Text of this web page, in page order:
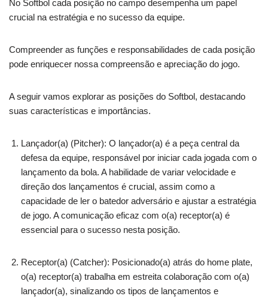
No Softbol cada posição no campo desempenha um papel
crucial na estratégia e no sucesso da equipe.
Compreender as funções e responsabilidades de cada posição
pode enriquecer nossa compreensão e apreciação do jogo.
A seguir vamos explorar as posições do Softbol, destacando
suas características e importâncias.
Lançador(a) (Pitcher): O lançador(a) é a peça central da
defesa da equipe, responsável por iniciar cada jogada com o
lançamento da bola. A habilidade de variar velocidade e
direção dos lançamentos é crucial, assim como a
capacidade de ler o batedor adversário e ajustar a estratégia
de jogo. A comunicação eficaz com o(a) receptor(a) é
essencial para o sucesso nesta posição.
Receptor(a) (Catcher): Posicionado(a) atrás do home plate,
o(a) receptor(a) trabalha em estreita colaboração com o(a)
lançador(a), sinalizando os tipos de lançamentos e